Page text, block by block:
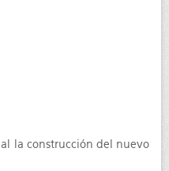
la construcción del nuevo